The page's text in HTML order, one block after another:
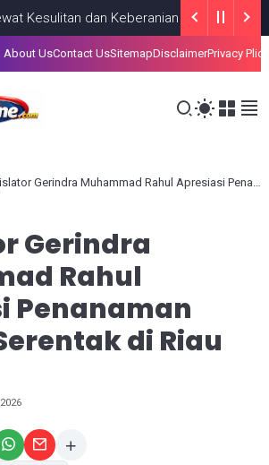
dan Keberanian NASIONAL AUGUST
About UsContact UsSitemapDisclaimerPrivacy Plice
Gerindra Muhammad Rahul Apresiasi Penanaman Jagung Serentak di Riau
Gerindra
Rahul
Penanaman
di Riau